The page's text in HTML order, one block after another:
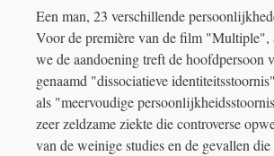
Een man, 23 verschillende
Voor de première van de film "Multiple",
we de aandoening treft de hoofdpersoon
genaamd "dissociatieve
als "meervoudige
zeer zeldzame ziekte die controverse
van de weinige studies en de gevallen